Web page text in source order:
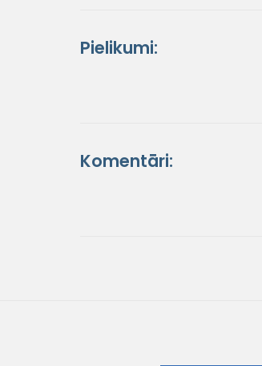
Pielikumi:
Komentāri: